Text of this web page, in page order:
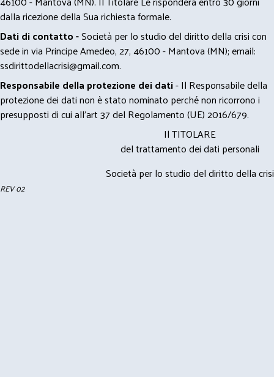
dalla ricezione della Sua richiesta formale.
Dati di contatto -Società per lo studio del diritto della crisi con
sede in via Principe Amedeo, 27, 46100 - Mantova (MN); email:
ssdirittodellacrisi@gmail.com.
Responsabile della protezione dei dati- Il Responsabile della
protezione dei dati non è stato nominato perché non ricorrono i
presupposti di cui all’art 37 del Regolamento (UE) 2016/679.
Il TITOLARE
del trattamento dei dati personali
Società per lo studio del diritto della crisi
REV 02